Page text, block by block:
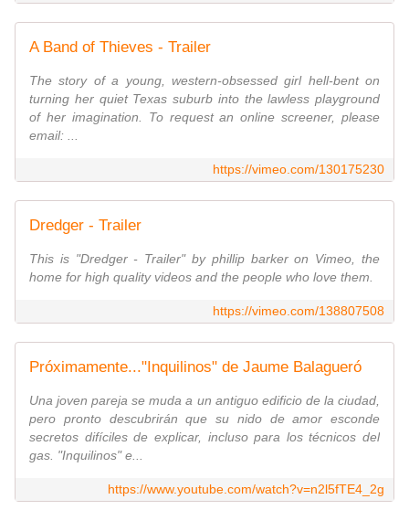
A Band of Thieves - Trailer
The story of a young, western-obsessed girl hell-bent on
turning her quiet Texas suburb into the lawless playground
of her imagination. To request an online screener, please
email: ...
https://vimeo.com/130175230
Dredger - Trailer
This is "Dredger - Trailer" by phillip barker on Vimeo, the
home for high quality videos and the people who love them.
https://vimeo.com/138807508
Próximamente..."Inquilinos" de Jaume Balagueró
Una joven pareja se muda a un antiguo edificio de la ciudad,
pero pronto descubrirán que su nido de amor esconde
secretos difíciles de explicar, incluso para los técnicos del
gas. "Inquilinos" e...
https://www.youtube.com/watch?v=n2l5fTE4_2g